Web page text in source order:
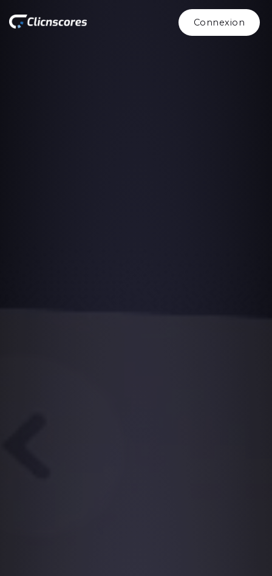
Connexion